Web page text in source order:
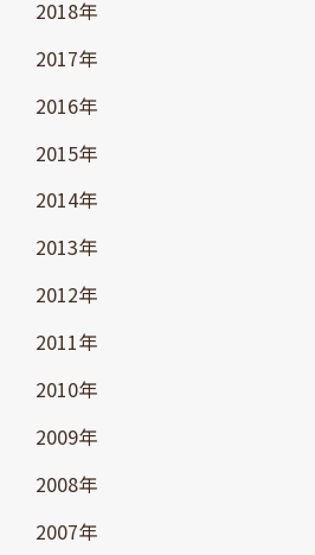
2018年
2017年
2016年
2015年
2014年
2013年
2012年
2011年
2010年
2009年
2008年
2007年